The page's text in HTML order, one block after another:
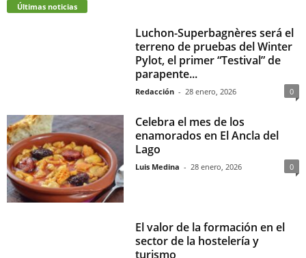
Últimas noticias
Luchon-Superbagnères será el
terreno de pruebas del Winter
Pylot, el primer “Testival” de
parapente...
Redacción - 28 enero, 2026 0
Celebra el mes de los
enamorados en El Ancla del
Lago
Luis Medina - 28 enero, 2026 0
El valor de la formación en el
sector de la hostelería y
turismo